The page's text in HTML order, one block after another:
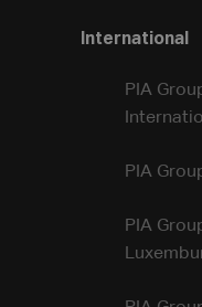
International
PIA
PIA
PIA